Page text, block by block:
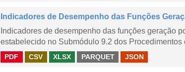
Indicadores de Desempenho das Funções
Indicadores de desempenho das funções geração
estabelecido no Submódulo 9.2 dos
PDF CSV XLSX PARQUET JSON